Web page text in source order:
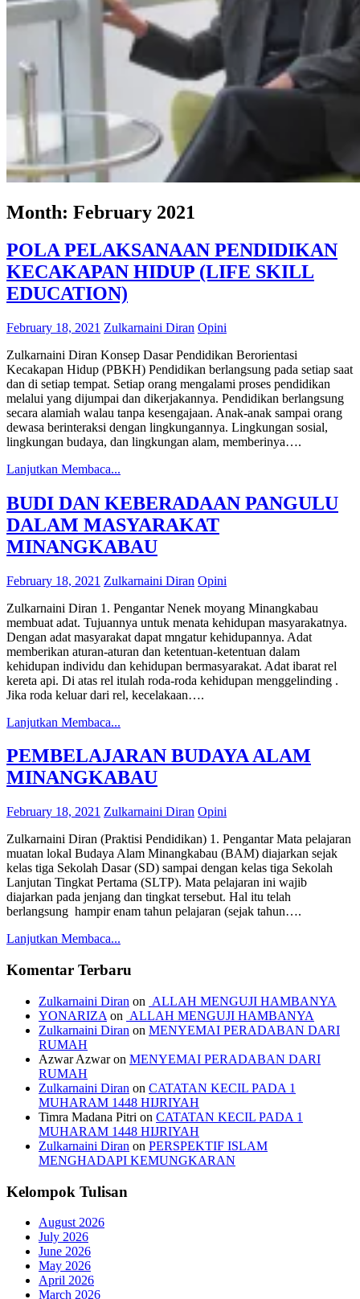
Month: February 2021
POLA PELAKSANAAN PENDIDIKAN
KECAKAPAN HIDUP (LIFE SKILL
EDUCATION)
February 18, 2021 Zulkarnaini Diran Opini
Zulkarnaini Diran Konsep Dasar Pendidikan Berorientasi
Kecakapan Hidup (PBKH) Pendidikan berlangsung pada setiap saat
dan di setiap tempat. Setiap orang mengalami proses pendidikan
melalui yang dijumpai dan dikerjakannya. Pendidikan berlangsung
secara alamiah walau tanpa kesengajaan. Anak-anak sampai orang
dewasa berinteraksi dengan lingkungannya. Lingkungan sosial,
lingkungan budaya, dan lingkungan alam, memberinya….
Lanjutkan Membaca...
BUDI DAN KEBERADAAN PANGULU
DALAM MASYARAKAT
MINANGKABAU
February 18, 2021 Zulkarnaini Diran Opini
Zulkarnaini Diran 1. Pengantar Nenek moyang Minangkabau
membuat adat. Tujuannya untuk menata kehidupan masyarakatnya.
Dengan adat masyarakat dapat mngatur kehidupannya. Adat
memberikan aturan-aturan dan ketentuan-ketentuan dalam
kehidupan individu dan kehidupan bermasyarakat. Adat ibarat rel
kereta api. Di atas rel itulah roda-roda kehidupan menggelinding .
Jika roda keluar dari rel, kecelakaan….
Lanjutkan Membaca...
PEMBELAJARAN BUDAYA ALAM
MINANGKABAU
February 18, 2021 Zulkarnaini Diran Opini
Zulkarnaini Diran (Praktisi Pendidikan) 1. Pengantar Mata pelajaran
muatan lokal Budaya Alam Minangkabau (BAM) diajarkan sejak
kelas tiga Sekolah Dasar (SD) sampai dengan kelas tiga Sekolah
Lanjutan Tingkat Pertama (SLTP). Mata pelajaran ini wajib
diajarkan pada jenjang dan tingkat tersebut. Hal itu telah
berlangsung hampir enam tahun pelajaran (sejak tahun….
Lanjutkan Membaca...
Komentar Terbaru
Zulkarnaini Diran on ALLAH MENGUJI HAMBANYA
YONARIZA on ALLAH MENGUJI HAMBANYA
Zulkarnaini Diran on MENYEMAI PERADABAN DARI
RUMAH
Azwar Azwaron MENYEMAI PERADABAN DARI
RUMAH
Zulkarnaini Diran on CATATAN KECIL PADA 1
MUHARAM 1448 HIJRIYAH
Timra Madana Pitri on CATATAN KECIL PADA 1
MUHARAM 1448 HIJRIYAH
Zulkarnaini Diran on PERSPEKTIF ISLAM
MENGHADAPI KEMUNGKARAN
Kelompok Tulisan
August 2026
July 2026
June 2026
May 2026
April 2026
March 2026